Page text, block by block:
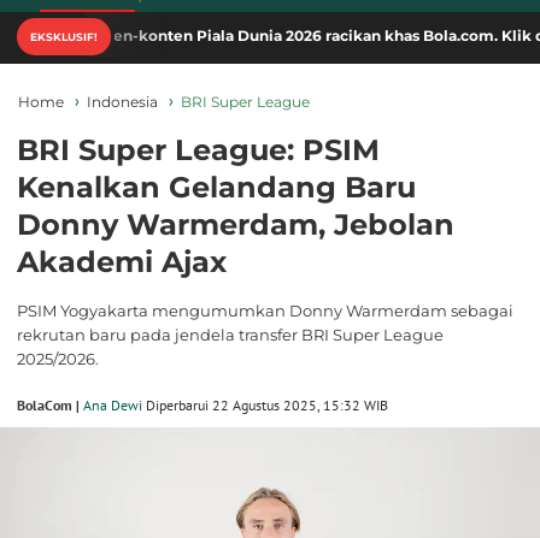
EKSKLUSIF!
konten Piala Dunia 2026 racikan khas Bola.com. Klik di sini!
Home Indonesia BRI Super League
BRI Super League: PSIM
Kenalkan Gelandang Baru
Donny Warmerdam, Jebolan
Akademi Ajax
PSIM Yogyakarta mengumumkan Donny Warmerdam sebagai
rekrutan baru pada jendela transfer BRI Super League
2025/2026.
BolaCom | Ana Dewi Diperbarui 22 Agustus 2025, 15:32 WIB